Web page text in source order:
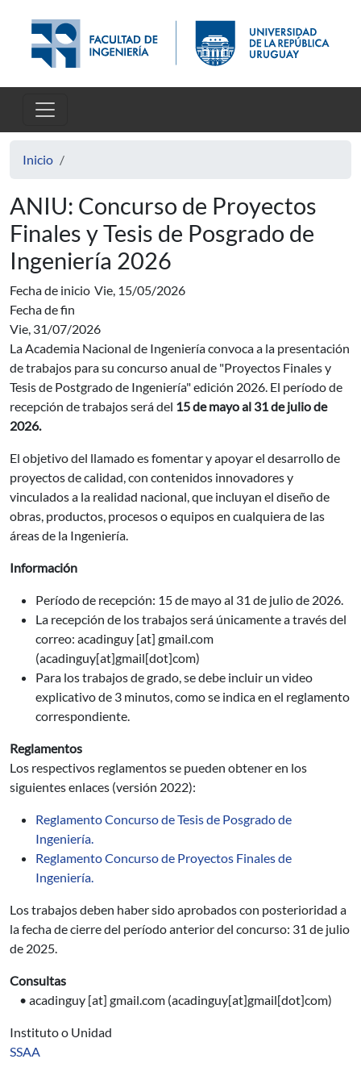
Inicio
ANIU: Concurso de Proyectos
Finales y Tesis de Posgrado de
Ingeniería 2026
Fecha de inicio Vie, 15/05/2026
Fecha de fin
Vie, 31/07/2026
La Academia Nacional de Ingeniería convoca a la presentación
de trabajos para su concurso anual de "Proyectos Finales y
Tesis de Postgrado de Ingeniería" edición 2026. El período de
recepción de trabajos será del 15 de mayo al 31 de julio de
2026.
El objetivo del llamado es fomentar y apoyar el desarrollo de
proyectos de calidad, con contenidos innovadores y
vinculados a la realidad nacional, que incluyan el diseño de
obras, productos, procesos o equipos en cualquiera de las
áreas de la Ingeniería.
Información
Período de recepción: 15 de mayo al 31 de julio de 2026.
La recepción de los trabajos será únicamente a través del
correo: acadinguy [at] gmail.com
(acadinguy[at]gmail[dot]com)
Para los trabajos de grado, se debe incluir un video
explicativo de 3 minutos, como se indica en el reglamento
correspondiente.
Reglamentos
Los respectivos reglamentos se pueden obtener en los
siguientes enlaces (versión 2022):
Reglamento Concurso de Tesis de Posgrado de
Ingeniería.
Reglamento Concurso de Proyectos Finales de
Ingeniería.
Los trabajos deben haber sido aprobados con posterioridad a
la fecha de cierre del período anterior del concurso: 31 de julio
de 2025.
Consultas
• acadinguy [at] gmail.com (acadinguy[at]gmail[dot]com)
Instituto o Unidad
SSAA